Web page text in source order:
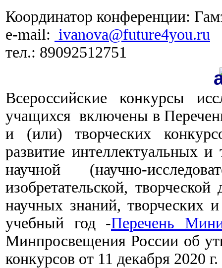
Координатор конференции:
e-mail: ivanova@future4you.ru
тел.: 89092512751
Всероссийские конкурсы
учащихся включены в
и (или) творческих
развитие интеллектуальных и
научной (научно-
изобретательской,
научных знаний, творческих
учебный год -Перечень
Минпросвещения России об
конкурсов от 11 декабря 2020